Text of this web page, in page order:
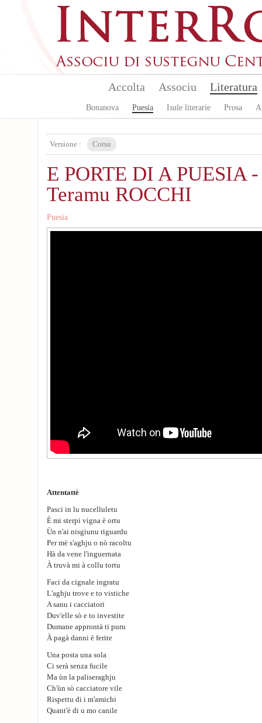
Accolta Associu Literatura
Bonanova Puesia Isule literarie Prosa
Versione : Corsu
E PORTE DI A PUESIA
Teramu ROCCHI
Puesia
Attentattè
Pasci in lu nucelluletu
È mi sterpi vigna è ortu
Ùn n'ai nisgiunu riguardu
Per mè s'aghju o nò racoltu
Hà da vene l'inguernata
À truvà mi à collu tortu
Faci da cignale ingratu
L'aghju trove e to vistiche
A sanu i cacciatori
Duv'elle sò e to investite
Dumane approntà ti puru
À pagà danni è ferite
Una posta una sola
Ci serà senza fucile
Ma ùn la paliseraghju
Ch'ùn sò cacciatore vile
Rispettu di i m'amichi
Quant'è di u mo canile